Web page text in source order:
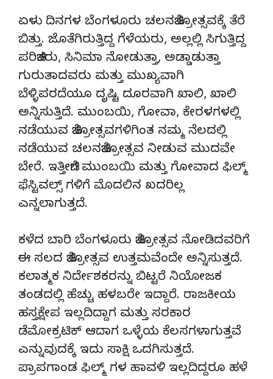
ಏಳು ದಿನಗಳ‌ ಬೆಂಗಳೂರು ಚಲನಚಿತ್ರೋತ್ಸವಕ್ಕೆ ತೆರೆ
ಬಿತ್ತು. ಜೊತೆಗಿರುತ್ತಿದ್ದ ಗೆಳೆಯರು, ಅಲ್ಲಲ್ಲಿ ಸಿಗುತ್ತಿದ್ದ
ಪರಿಚಿತರು, ಸಿನಿಮಾ ನೋಡುತ್ತಾ, ಅಡ್ಡಾಡುತ್ತಾ
ಗುರುತಾದವರು ಮತ್ತು ಮುಖ್ಯವಾಗಿ
ಬೆಳ್ಳಿ‌ಪರದೆಯೂ ದೃಷ್ಟಿ ದೂರವಾಗಿ ಖಾಲಿ, ಖಾಲಿ
ಅನ್ನಿಸುತ್ತಿದೆ. ಮುಂಬಯಿ, ಗೋವಾ, ಕೇರಳಗಳಲ್ಲಿ
ನಡೆಯುವ ಚಿತ್ರೋತ್ಸವಗಳಿಗಿಂತ ನಮ್ಮ ನೆಲದಲ್ಲಿ
ನಡೆಯುವ ಚಲನಚಿತ್ರೋತ್ಸವ ನೀಡುವ ಮುದವೇ
ಬೇರೆ. ಇತ್ತೀಚಿಗೆ ಮುಂಬಯಿ ಮತ್ತು ಗೋವಾದ ಫಿಲ್ಮ್
ಫೆಸ್ಟಿವಲ್ಸ್ ಗಳಿಗೆ ಮೊದಲಿನ ಖದರಿಲ್ಲ
ಎನ್ನಲಾಗುತ್ತದೆ.
ಕಳೆದ ಬಾರಿ ಬೆಂಗಳೂರು ಚಿತ್ರೋತ್ಸವ ನೋಡಿದವರಿಗೆ
ಈ ಸಲದ ಚಿತ್ರೋತ್ಸವ ಉತ್ತಮವೆಂದೇ ಅನ್ನಿಸುತ್ತದೆ.
ಕಲಾತ್ಮಕ‌ ನಿರ್ದೇಶಕರನ್ನು ಬಿಟ್ಟರೆ ನಿಯೋಜಕ
ತಂಡದಲ್ಲಿ ಹೆಚ್ಚು ಹಳಬರೇ ಇದ್ದಾರೆ. ರಾಜಕೀಯ
ಹಸ್ತಕ್ಷೇಪ ಇಲ್ಲದಿದ್ದಾಗ ಮತ್ತು ಸರಕಾರ
ಡೆಮೋಕ್ರಟಿಕ್ ಆದಾಗ ಒಳ್ಳೆಯ ಕೆಲಸಗಳಾಗುತ್ತವೆ
ಎನ್ನುವುದಕ್ಕೆ ಇದು ಸಾಕ್ಷಿ ಒದಗಿಸುತ್ತದೆ.
ಪ್ರಾಪಗಾಂಡ ಫಿಲ್ಮ್ ಗಳ ಹಾವಳಿ ಇಲ್ಲದಿದ್ದರೂ ಹಳೆ